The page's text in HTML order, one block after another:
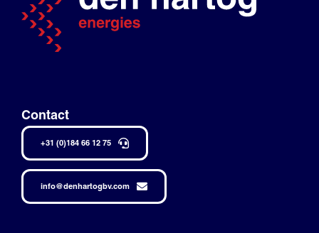
Contact
+31 (0)184 66 12 75
info@denhartogbv.com